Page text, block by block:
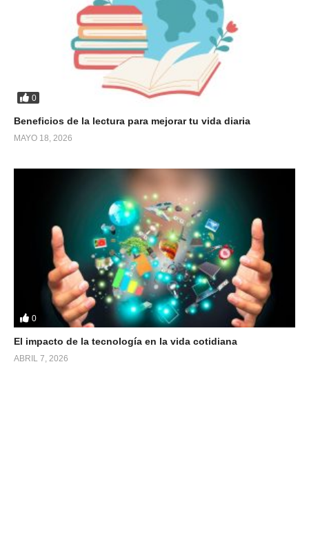
0
Beneficios de la lectura para mejorar tu vida diaria
MAYO 18, 2026
0
El impacto de la tecnología en la vida cotidiana
ABRIL 7, 2026